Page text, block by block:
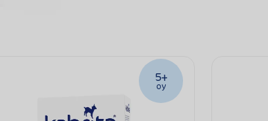
5+
oy